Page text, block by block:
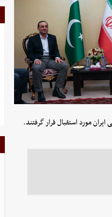
مورد استقبال قرار گرفتند.